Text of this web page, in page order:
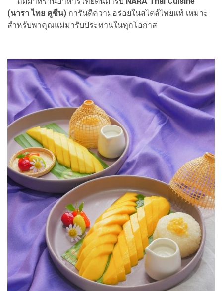
(นารา ไทย คูซีน) การันตีความอร่อยในสไตล์ไทยแท้ เหมาะ
สำหรับพาคุณแม่มารับประทานในทุกโอกาส